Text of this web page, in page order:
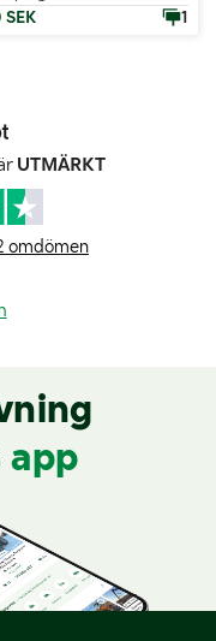
SEK
1
UTMÄRKT
omdömen
app